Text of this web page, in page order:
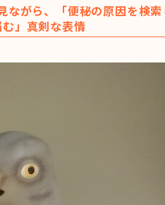
ながら、「便秘の原因を検
」真剣な表情